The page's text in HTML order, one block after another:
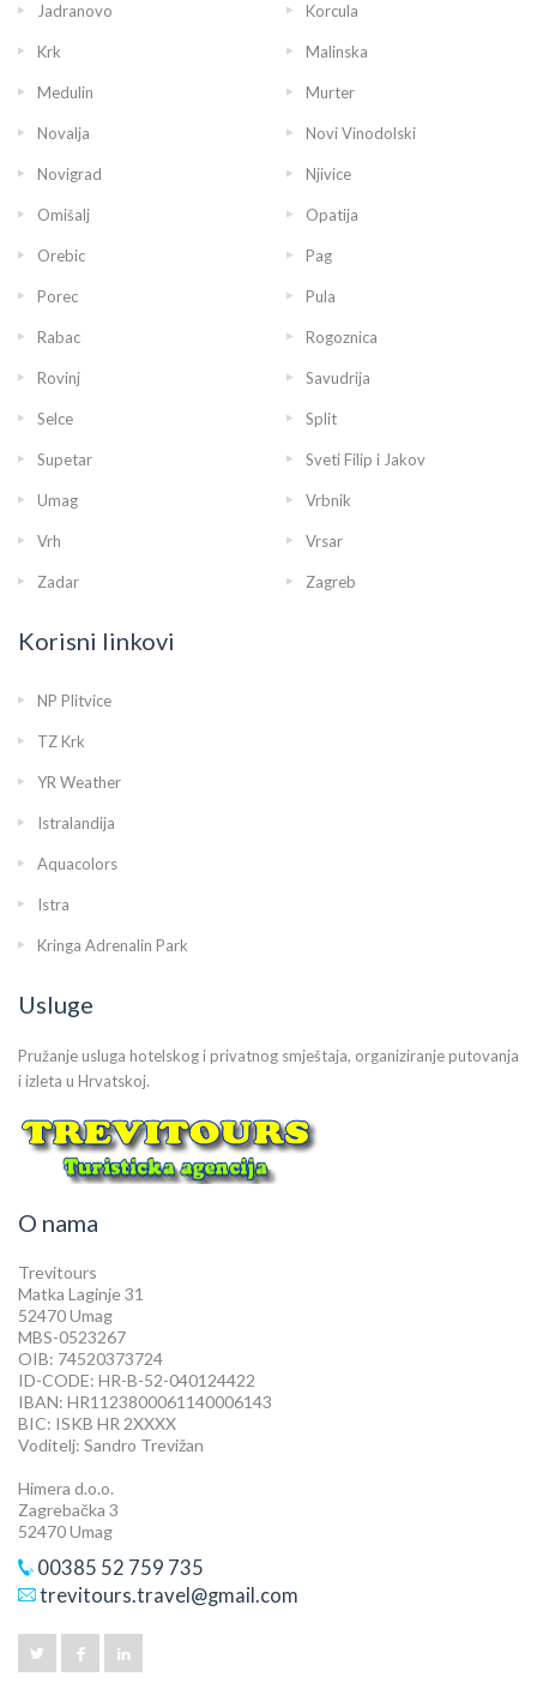
Jadranovo Korcula
Krk Malinska
Medulin Murter
Novalja Novi Vinodolski
Novigrad Njivice
Omišalj Opatija
Orebic Pag
Porec Pula
Rabac Rogoznica
Rovinj Savudrija
Selce Split
Supetar Sveti Filip i Jakov
Umag Vrbnik
Vrh Vrsar
Zadar Zagreb
Korisni linkovi
NP Plitvice
TZ Krk
YR Weather
Istralandija
Aquacolors
Istra
Kringa Adrenalin Park
Usluge
Pružanje usluga hotelskog i privatnog smještaja, organiziranje putovanja
i izleta u Hrvatskoj.
O nama
Trevitours
Matka Laginje 31
52470 Umag
MBS-0523267
OIB: 74520373724
ID-CODE: HR-B-52-040124422
IBAN: HR1123800061140006143
BIC: ISKB HR 2XXXX
Voditelj: Sandro Trevižan
Himera d.o.o.
Zagrebačka 3
52470 Umag
00385 52 759 735
trevitours.travel@gmail.com